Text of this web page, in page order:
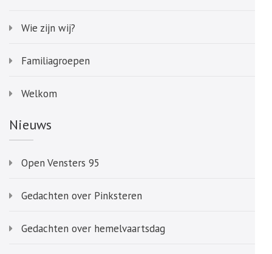
Wie zijn wij?
Familiagroepen
Welkom
Nieuws
Open Vensters 95
Gedachten over Pinksteren
Gedachten over hemelvaartsdag